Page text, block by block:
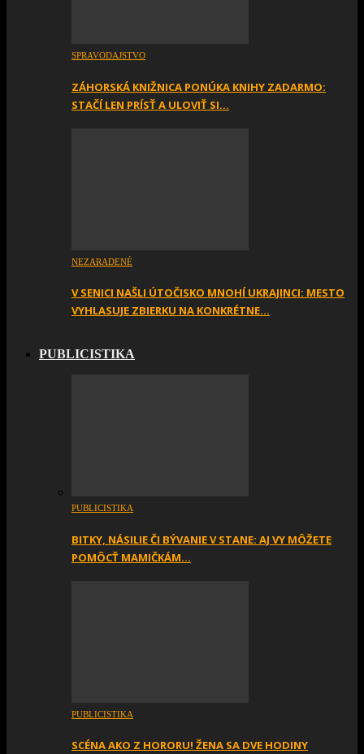
SPRAVODAJSTVO
ZÁHORSKÁ KNIŽNICA PONÚKA KNIHY ZADARMO:
STAČÍ LEN PRÍSŤ A ULOVIŤ SI…
NEZARADENÉ
V SENICI NAŠLI ÚTOČISKO MNOHÍ UKRAJINCI: MESTO
VYHLASUJE ZBIERKU NA KONKRÉTNE…
PUBLICISTIKA
PUBLICISTIKA
BITKY, NÁSILIE ČI BÝVANIE V STANE: AJ VY MÔŽETE
POMÔCŤ MAMIČKÁM…
PUBLICISTIKA
SCÉNA AKO Z HORORU! ŽENA SA DVE HODINY